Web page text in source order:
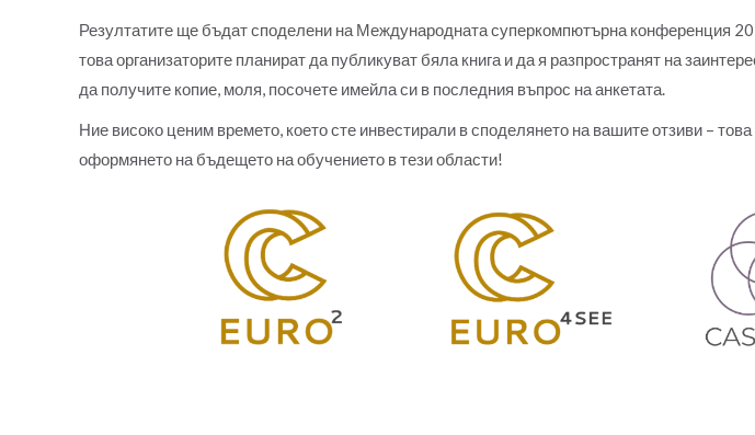
Резултатите ще бъдат споделени на Международната суперкомпютърна конференция
това организаторите планират да публикуват бяла книга и да я разпространят на
да получите копие, моля, посочете имейла си в последния въпрос на анкетата.
Ние високо ценим времето, което сте инвестирали в споделянето на вашите отзиви –
оформянето на бъдещето на обучението в тези области!